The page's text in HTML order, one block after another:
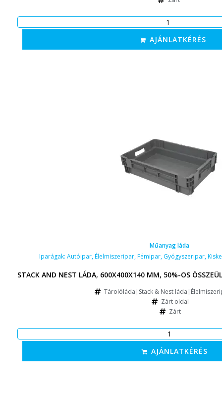
AJÁNLATKÉRÉS
Műanyag láda
Iparágak: Autóipar,Élelmiszeripar,Fémipar, Gyógyszeripar,
STACK AND NEST LÁDA, 600X400X140 MM, 50%-OS
Tárolóláda|Stack & Nest
Zárt oldal
Zárt
AJÁNLATKÉRÉS